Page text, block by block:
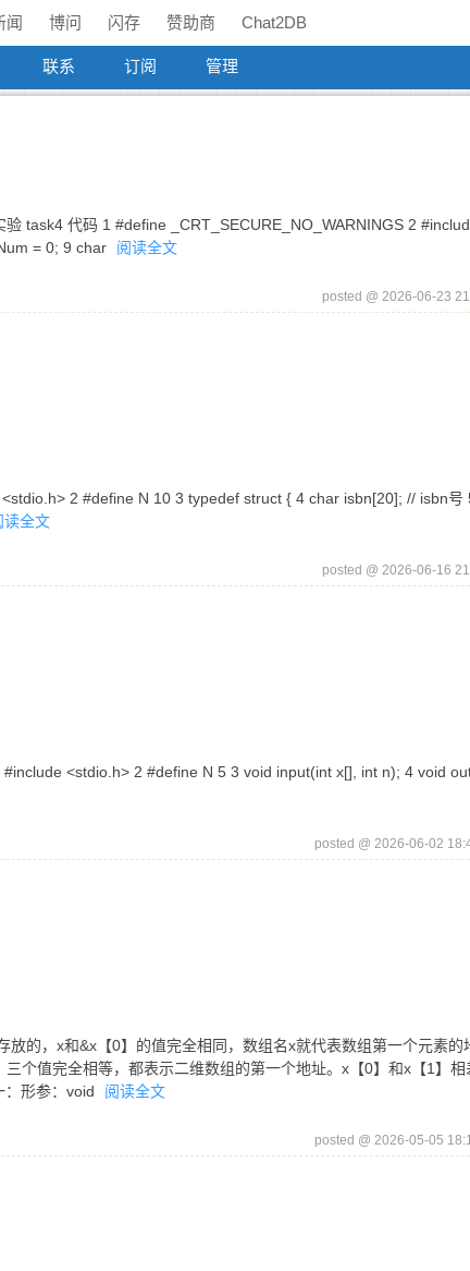
闻 博问 闪存 赞助商 Chat2DB
联系 订阅 管理
task4 代码 1 #define _CRT_SECURE_NO_WARNINGS 2
= 0; 9 char
阅读全文
posted @ 2026-06-23
2 #define N 10 3 typedef struct { 4 char isbn[20]; // isbn
读全文
posted @ 2026-06-16
<stdio.h> 2 #define N 5 3 void input(int x[], int n); 4 void
posted @ 2026-06-02
放的，x和&x【0】的值完全相同，数组名x就代表数组第一个元素
个值完全相等，都表示二维数组的第一个地址。x【0】和x【1】
：形参：void
阅读全文
posted @ 2026-05-05